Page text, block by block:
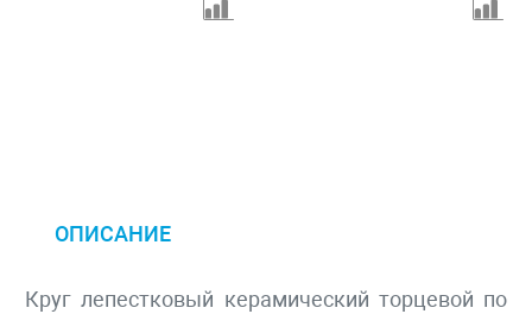
ОПИСАНИЕ
Круг лепестковый керамический торцевой по